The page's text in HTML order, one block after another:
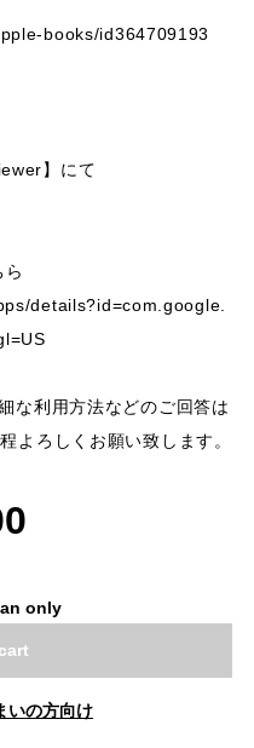
books/id364709193
】にて
details?id=com.google.
な利用方法などのご回答は
よろしくお願い致します。
only
いの方向け